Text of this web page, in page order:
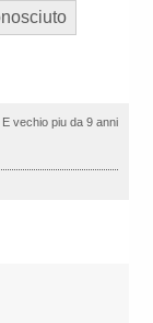
E vechio piu da 9 anni